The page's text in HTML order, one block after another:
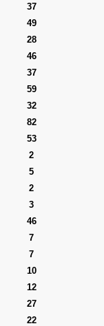
37
49
28
46
37
59
32
82
53
2
5
2
3
46
7
7
10
12
27
22